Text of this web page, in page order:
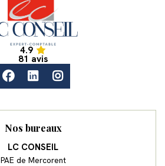
Accueil
Accueil
4.9
81 avis
facebook
linkedininstagram
Nos bureaux
LC CONSEIL
PAE de Mercorent